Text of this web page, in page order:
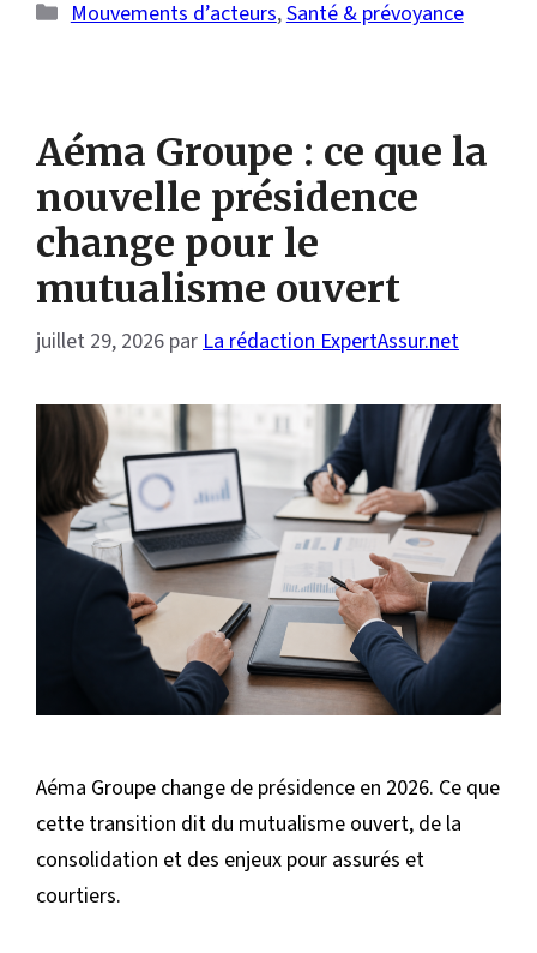
Catégories
Mouvements d’acteurs,Santé & prévoyance
Aéma Groupe : ce que la
nouvelle présidence
change pour le
mutualisme ouvert
juillet 29, 2026 par La rédaction ExpertAssur.net
Aéma Groupe change de présidence en 2026. Ce que
cette transition dit du mutualisme ouvert, de la
consolidation et des enjeux pour assurés et
courtiers.